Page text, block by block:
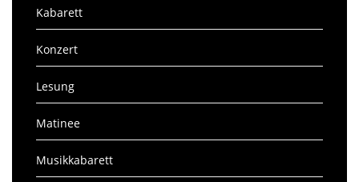
Kabarett
Konzert
Lesung
Matinee
Musikkabarett